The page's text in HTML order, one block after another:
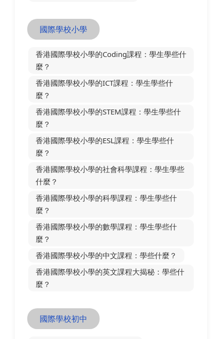
國際學校小學
香港國際學校小學的Coding課程：學生學些什
麼？
香港國際學校小學的ICT課程：學生學些什
麼？
香港國際學校小學的STEM課程：學生學些什
麼？
香港國際學校小學的ESL課程：學生學些什
麼？
香港國際學校小學的社會科學課程：學生學些
什麼？
香港國際學校小學的科學課程：學生學些什
麼？
香港國際學校小學的數學課程：學生學些什
麼？
香港國際學校小學的中文課程：學些什麼？
香港國際學校小學的英文課程大揭秘：學些什
麼？
國際學校初中